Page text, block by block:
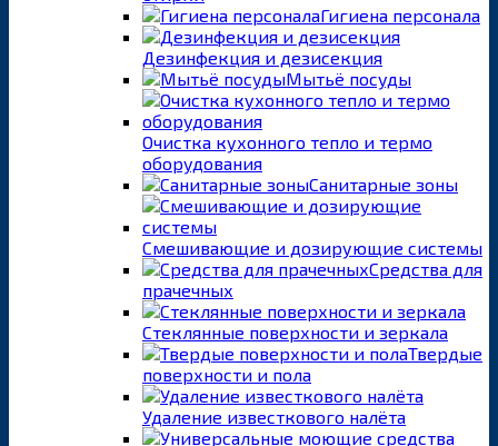
Гигиена персонала
Дезинфекция и дезисекция
Мытьё посуды
Очистка кухонного тепло и термо
оборудования
Санитарные зоны
Смешивающие и дозирующие системы
Средства для
прачечных
Стеклянные поверхности и зеркала
Твердые
поверхности и пола
Удаление известкового налёта